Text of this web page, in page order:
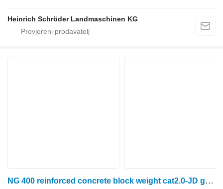
Heinrich Schröder Landmaschinen KG
NG 400 reinforced concrete block weight cat2.0-JD green